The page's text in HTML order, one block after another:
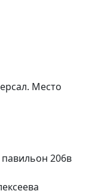
Место
206в